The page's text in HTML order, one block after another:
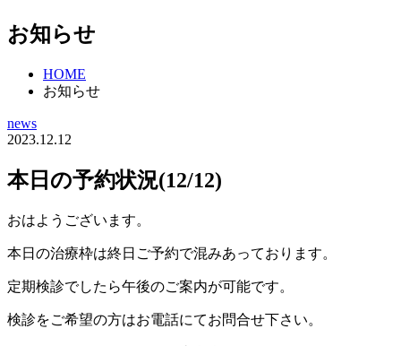
お知らせ
HOME
お知らせ
news
2023.12.12
本日の予約状況(12/12)
おはようございます。
本日の治療枠は終日ご予約で混みあっております。
定期検診でしたら午後のご案内が可能です。
検診をご希望の方はお電話にてお問合せ下さい。